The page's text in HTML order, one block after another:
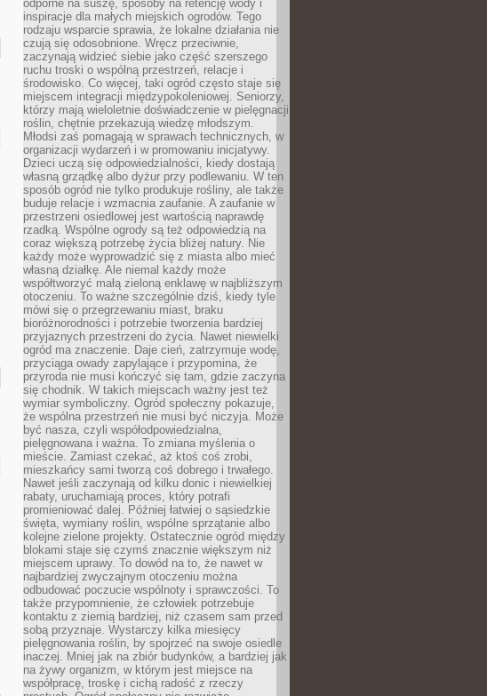
odporne na suszę, sposoby na retencję wody i
inspiracje dla małych miejskich ogrodów. Tego
rodzaju wsparcie sprawia, że lokalne działania nie
czują się odosobnione. Wręcz przeciwnie,
zaczynają widzieć siebie jako część szerszego
ruchu troski o wspólną przestrzeń, relacje i
środowisko. Co więcej, taki ogród często staje się
miejscem integracji międzypokoleniowej. Seniorzy,
którzy mają wieloletnie doświadczenie w pielęgnacji
roślin, chętnie przekazują wiedzę młodszym.
Młodsi zaś pomagają w sprawach technicznych, w
organizacji wydarzeń i w promowaniu inicjatywy.
Dzieci uczą się odpowiedzialności, kiedy dostają
własną grządkę albo dyżur przy podlewaniu. W ten
sposób ogród nie tylko produkuje rośliny, ale także
buduje relacje i wzmacnia zaufanie. A zaufanie w
przestrzeni osiedlowej jest wartością naprawdę
rzadką. Wspólne ogrody są też odpowiedzią na
coraz większą potrzebę życia bliżej natury. Nie
każdy może wyprowadzić się z miasta albo mieć
własną działkę. Ale niemal każdy może
współtworzyć małą zieloną enklawę w najbliższym
otoczeniu. To ważne szczególnie dziś, kiedy tyle
mówi się o przegrzewaniu miast, braku
bioróżnorodności i potrzebie tworzenia bardziej
przyjaznych przestrzeni do życia. Nawet niewielki
ogród ma znaczenie. Daje cień, zatrzymuje wodę,
przyciąga owady zapylające i przypomina, że
przyroda nie musi kończyć się tam, gdzie zaczyna
się chodnik. W takich miejscach ważny jest też
wymiar symboliczny. Ogród społeczny pokazuje,
że wspólna przestrzeń nie musi być niczyja. Może
być nasza, czyli współodpowiedzialna,
pielęgnowana i ważna. To zmiana myślenia o
mieście. Zamiast czekać, aż ktoś coś zrobi,
mieszkańcy sami tworzą coś dobrego i trwałego.
Nawet jeśli zaczynają od kilku donic i niewielkiej
rabaty, uruchamiają proces, który potrafi
promieniować dalej. Później łatwiej o sąsiedzkie
święta, wymiany roślin, wspólne sprzątanie albo
kolejne zielone projekty. Ostatecznie ogród między
blokami staje się czymś znacznie większym niż
miejscem uprawy. To dowód na to, że nawet w
najbardziej zwyczajnym otoczeniu można
odbudować poczucie wspólnoty i sprawczości. To
także przypomnienie, że człowiek potrzebuje
kontaktu z ziemią bardziej, niż czasem sam przed
sobą przyznaje. Wystarczy kilka miesięcy
pielęgnowania roślin, by spojrzeć na swoje osiedle
inaczej. Mniej jak na zbiór budynków, a bardziej jak
na żywy organizm, w którym jest miejsce na
współpracę, troskę i cichą radość z rzeczy